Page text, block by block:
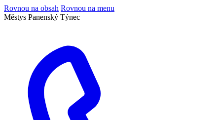
Rovnou na obsah Rovnou na menu
Městys Panenský Týnec